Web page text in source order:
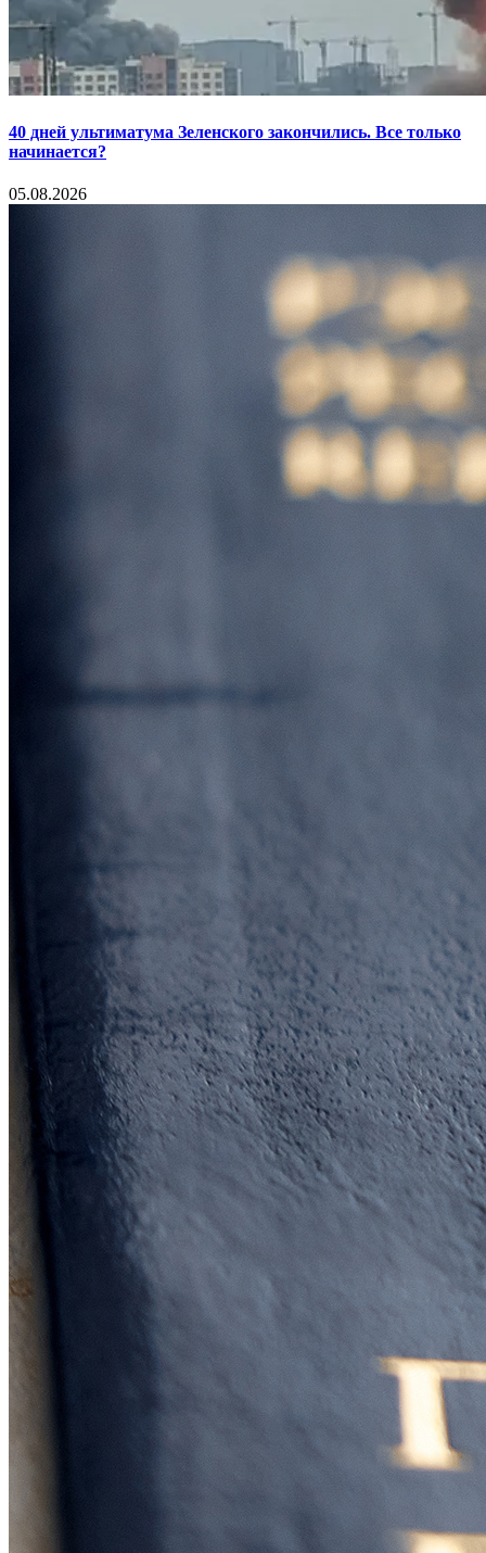
40 дней ультиматума Зеленского закончились. Все только
начинается?
05.08.2026